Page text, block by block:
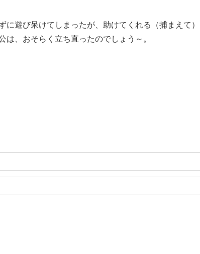
遊び呆けてしまったが、助けてくれる（捕まえて）
、おそらく立ち直ったのでしょう～。